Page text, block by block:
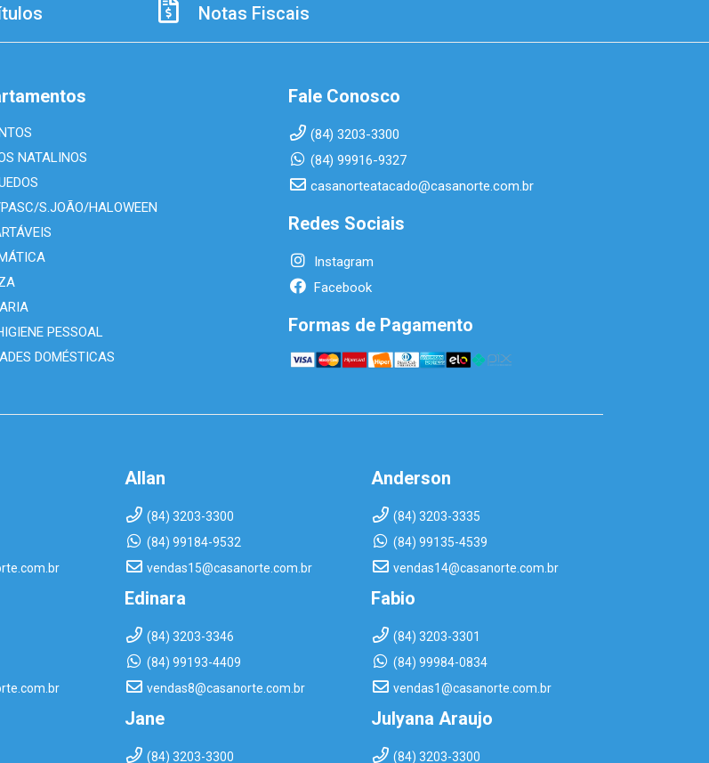
Notas Fiscais
NATALINOS
S.JOÃO/HALOWEEN
PESSOAL
DOMÉSTICAS
Fale Conosco
(84) 3203-3300
(84) 99916-9327
casanorteatacado@casanorte.com.br
Redes Sociais
Instagram
Facebook
Formas de Pagamento
Allan
(84) 3203-3300
(84) 99184-9532
vendas15@casanorte.com.br
Anderson
(84) 3203-3335
(84) 99135-4539
vendas14@casanorte.com.br
Edinara
(84) 3203-3346
(84) 99193-4409
vendas8@casanorte.com.br
Fabio
(84) 3203-3301
(84) 99984-0834
vendas1@casanorte.com.br
Jane
(84) 3203-3300
Julyana Araujo
(84) 3203-3300